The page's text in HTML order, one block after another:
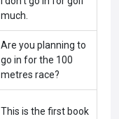
much.
Are you planning to
go in for the 100
metres race?
This is the first book